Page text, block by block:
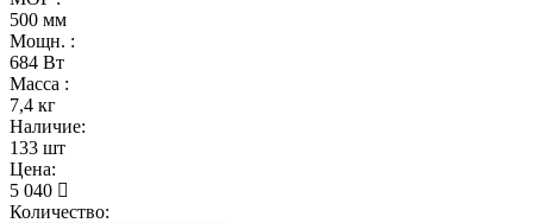
500 мм
Мощн. :
684 Вт
Масса :
7,4 кг
Наличие:
133 шт
Цена:
5 040
Количество: